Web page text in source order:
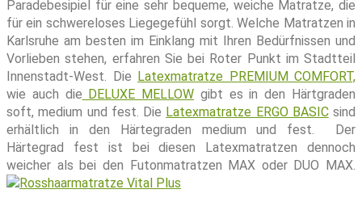
Paradebesipiel für eine sehr bequeme, weiche Matratze, die
für ein schwereloses Liegegefühl sorgt. Welche Matratzen in
Karlsruhe am besten im Einklang mit Ihren Bedürfnissen und
Vorlieben stehen, erfahren Sie bei Roter Punkt im Stadtteil
Innenstadt-West. Die Latexmatratze PREMIUM COMFORT,
wie auch die DELUXE MELLOW gibt es in den Härtgraden
soft, medium und fest. Die Latexmatratze ERGO BASICsind
erhältlich in den Härtegraden medium und fest. Der
Härtegrad fest ist bei diesen Latexmatratzen dennoch
weicher als bei den Futonmatratzen MAX oder DUO MAX.